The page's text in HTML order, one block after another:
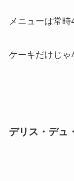
メニューは常時
ケーキだけじゃ
デリス・デュ